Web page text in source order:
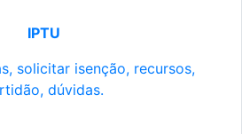
IPTU
solicitar isenção, recursos,
dúvidas.